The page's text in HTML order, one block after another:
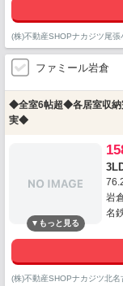
(株)不動産SHOPナカジツ尾張
ファミール岩倉
◆全室6帖超◆各居室収
実◆
岩
名
(株)不動産SHOPナカジツ北名